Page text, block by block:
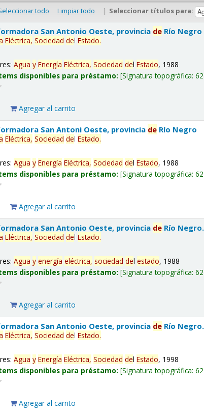
todo Limpiar todo | Seleccionar títulos para:
San Antonio Oeste, provincia de Río Negro
Eléctrica, Sociedad delEstado.
Agua y Energía Eléctrica, Sociedad delEstado, 1988
disponibles para préstamo: Signatura topográfica:
Agregar al carrito
San Antoni Oeste, provincia de Río Negro
Eléctrica, Sociedad delEstado.
Agua y Energía Eléctrica, Sociedad delEstado, 1988
disponibles para préstamo: Signatura topográfica:
Agregar al carrito
San Antonio Oeste, provincia de Río Negro.
Eléctrica, Sociedad delEstado.
Agua y energía eléctrica, sociedad delestado, 1988
disponibles para préstamo: Signatura topográfica:
Agregar al carrito
San Antonio Oeste, provincia de Río Negro.
Eléctrica, Sociedad delEstado.
Agua y Energía Eléctrica, Sociedad delEstado, 1998
disponibles para préstamo: Signatura topográfica:
Agregar al carrito